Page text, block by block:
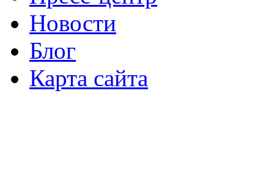
Новости
Блог
Карта сайта